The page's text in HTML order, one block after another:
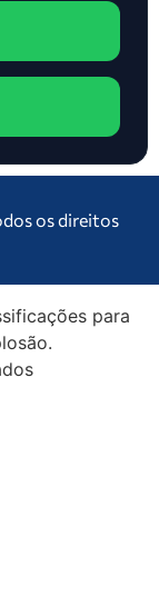
os direitos
para